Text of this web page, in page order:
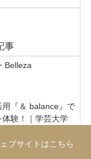
事
Belleza
用『＆ balance』で
験！｜学芸大学
ーソナルジムが今
ブサイトはこちら